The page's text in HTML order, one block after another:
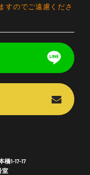
すのでご遠慮くださ
1-17-17
室